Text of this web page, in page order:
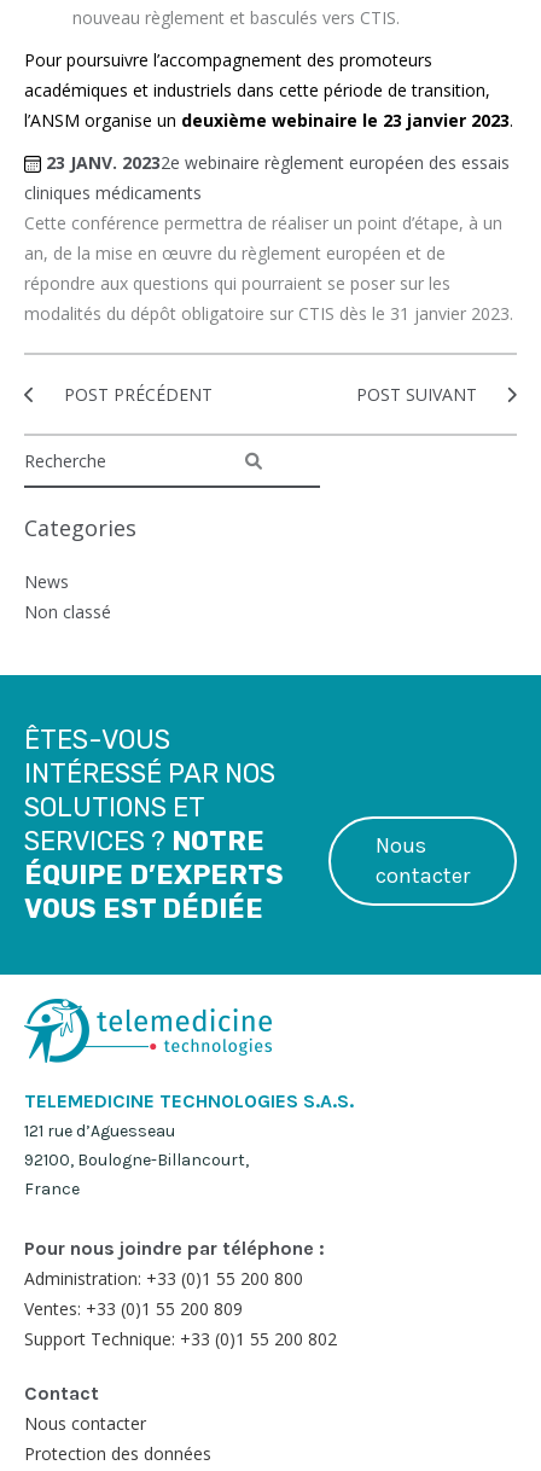
nouveau règlement et basculés vers CTIS.
Pour poursuivre l’accompagnement des promoteurs
académiques et industriels dans cette période de transition,
l’ANSM organise un deuxième webinaire le 23 janvier 2023.
23 JANV. 20232e webinaire règlement européen des essais
cliniques médicaments
Cette conférence permettra de réaliser un point d’étape, à un
an, de la mise en œuvre du règlement européen et de
répondre aux questions qui pourraient se poser sur les
modalités du dépôt obligatoire sur CTIS dès le 31 janvier 2023.
POST PRÉCÉDENT POST SUIVANT
Categories
News
Non classé
ÊTES-VOUS
INTÉRESSÉ PAR NOS
SOLUTIONS ET
SERVICES ? NOTRE
ÉQUIPE D’EXPERTS
VOUS EST DÉDIÉE
Nous
contacter
TELEMEDICINE TECHNOLOGIES S.A.S.
121 rue d’Aguesseau
92100, Boulogne-Billancourt,
France
Pour nous joindre par téléphone :
Administration: +33 (0)1 55 200 800
Ventes: +33 (0)1 55 200 809
Support Technique: +33 (0)1 55 200 802
Contact
Nous contacter
Protection des données